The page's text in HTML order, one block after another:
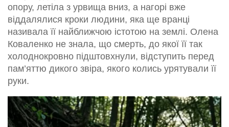
опору, летіла з урвища вниз, а нагорі вже
віддалялися кроки людини, яка ще вранці
називала її найближчою істотою на землі. Олена
Коваленко не знала, що смерть, до якої її так
холоднокровно підштовхнули, відступить перед
пам’яттю дикого звіра, якого колись урятували її
руки.